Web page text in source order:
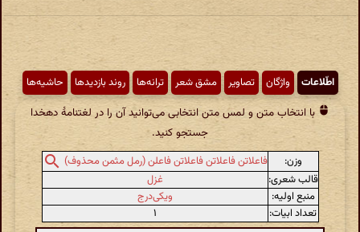
اطّلاعات واژگان تصاویر مشق شعر ترانه‌ها روند بازدیدها حاشیه‌ها
با انتخاب متن و لمس متن انتخابی می‌توانید آن را در لغتنامهٔ دهخدا
جستجو کنید.
وزن:
فاعلاتن فاعلاتن فاعلاتن فاعلن (رمل مثمن محذوف)
قالب شعری:
غزل
منبع اولیه:
ویکی‌درج
تعداد ابیات:
۱